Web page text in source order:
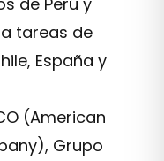
tareas de
España y
(American
Grupo